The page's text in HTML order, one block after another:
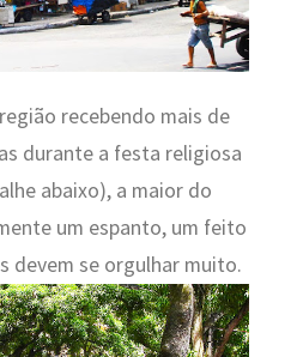
recebendo mais de
durante a festa religiosa
abaixo), a maior do
um espanto, um feito
devem se orgulhar muito.